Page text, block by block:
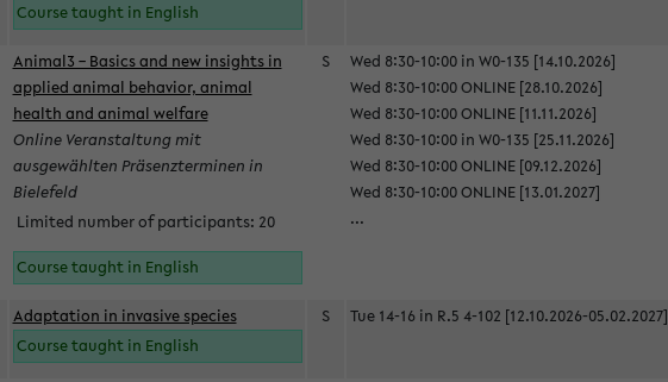
Course taught in English
Animal3 – Basics and new insights in
applied animal behavior, animal
health and animal welfare
Online Veranstaltung mit
ausgewählten Präsenzterminen in
Bielefeld
Limited number of participants: 20
Course taught in English
S
Wed 8:30-10:00 in W0-135 [14.10.2026]
Wed 8:30-10:00 ONLINE [28.10.2026]
Wed 8:30-10:00 ONLINE [11.11.2026]
Wed 8:30-10:00 in W0-135 [25.11.2026]
Wed 8:30-10:00 ONLINE [09.12.2026]
Wed 8:30-10:00 ONLINE [13.01.2027]
...
Adaptation in invasive species
Course taught in English
S Tue 14-16 in R.5 4-102 [12.10.2026-05.02.2027]